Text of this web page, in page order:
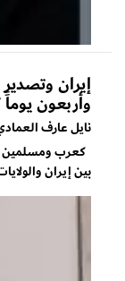
إيران
وأربعون
نايل عارف
كعرب ومسلمين
بين إيران